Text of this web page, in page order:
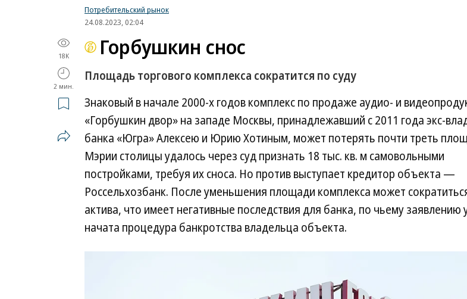
Потребительский рынок
24.08.2023, 02:04
18K
2 мин.
Горбушкин снос
Площадь торгового комплекса сократится по суду
Знаковый в начале 2000-х годов комплекс по продаже аудио- и
«Горбушкин двор» на западе Москвы, принадлежавший с 2011 года экс-
банка «Югра» Алексею и Юрию Хотиным, может потерять почти треть
Мэрии столицы удалось через суд признать 18 тыс. кв. м самовольными
постройками, требуя их сноса. Но против выступает кредитор объекта —
Россельхозбанк. После уменьшения площади комплекса может
актива, что имеет негативные последствия для банка, по чьему заявлению
начата процедура банкротства владельца объекта.